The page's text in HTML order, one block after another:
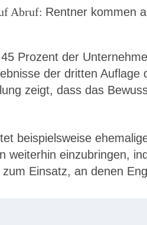
Abruf: Rentner kommen
Prozent der
der dritten
zeigt, dass das
beispielsweise
weiterhin einzubringen,
Einsatz, an denen